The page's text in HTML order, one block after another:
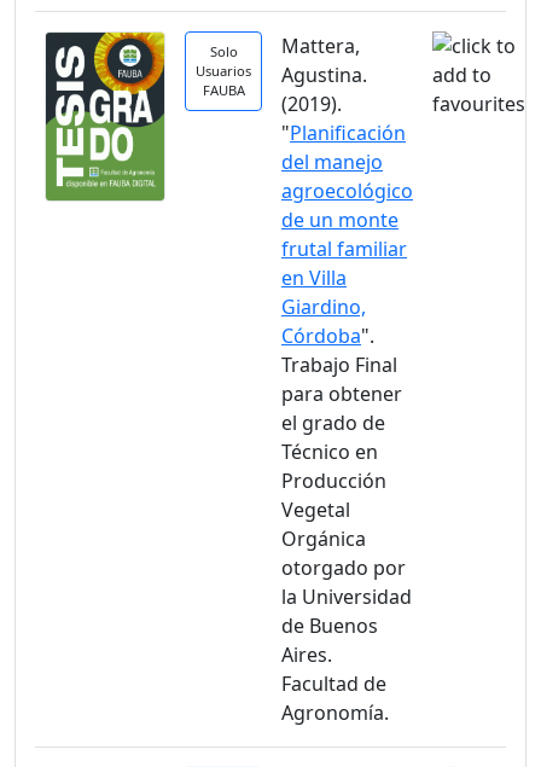
Solo
Usuarios
FAUBA
Mattera,
Agustina.
(2019).
"Planificación
del manejo
agroecológico
de un monte
frutal familiar
en Villa
Giardino,
Córdoba".
Trabajo Final
para obtener
el grado de
Técnico en
Producción
Vegetal
Orgánica
otorgado por
la Universidad
de Buenos
Aires.
Facultad de
Agronomía.